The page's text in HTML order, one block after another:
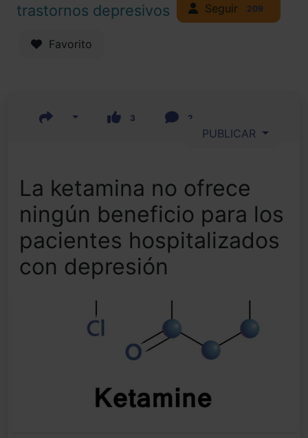
trastornos depresivos
Seguir 209
Favorito
3 2
PUBLICAR
La ketamina no ofrece
ningún beneficio para los
pacientes hospitalizados
con depresión